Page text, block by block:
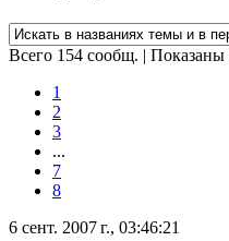
Всего 154 сообщ. | Показаны
1
2
3
...
7
8
6 сент. 2007 г., 03:46:21